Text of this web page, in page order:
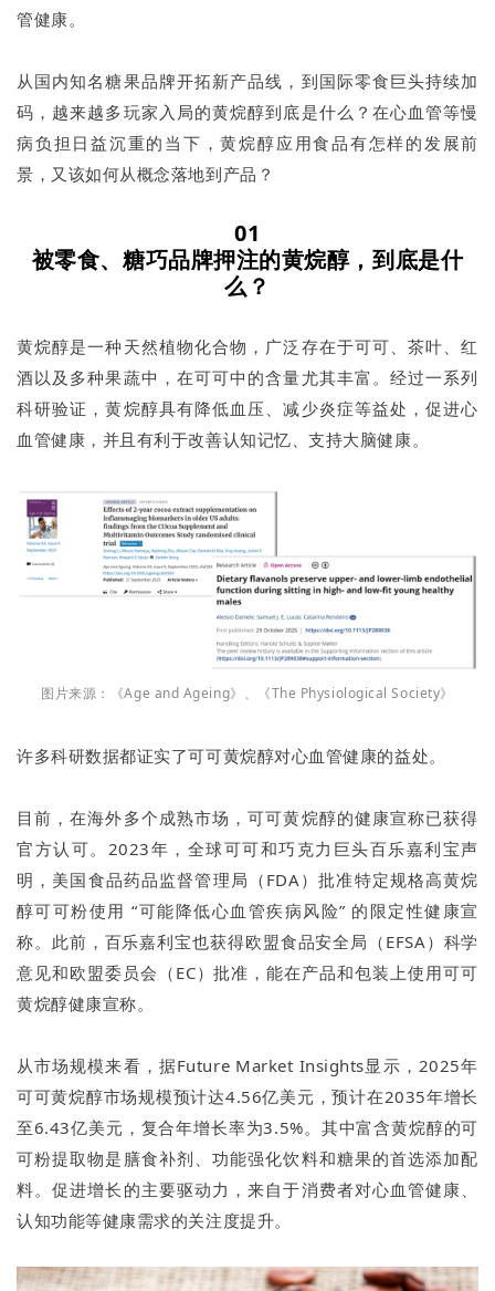
管健康。
从国内知名糖果品牌开拓新产品线，到国际零食巨头持续加
码，越来越多玩家入局的黄烷醇到底是什么？在心血管等慢
病负担日益沉重的当下，黄烷醇应用食品有怎样的发展前
景，又该如何从概念落地到产品？
01
被零食、糖巧品牌押注的黄烷醇，到底是什
么？
黄烷醇是一种天然植物化合物，广泛存在于可可、茶叶、红
酒以及多种果蔬中，在可可中的含量尤其丰富。经过一系列
科研验证，黄烷醇具有降低血压、减少炎症等益处，促进心
血管健康，并且有利于改善认知记忆、支持大脑健康。
图片来源：《Age and Ageing》、《The Physiological Society》
许多科研数据都证实了可可黄烷醇对心血管健康的益处。
目前，在海外多个成熟市场，可可黄烷醇的健康宣称已获得
官方认可。2023年，全球可可和巧克力巨头百乐嘉利宝声
明，美国食品药品监督管理局（FDA）批准特定规格高黄烷
醇可可粉使用 “可能降低心血管疾病风险” 的限定性健康宣
称。此前，百乐嘉利宝也获得欧盟食品安全局（EFSA）科学
意见和欧盟委员会（EC）批准，能在产品和包装上使用可可
黄烷醇健康宣称。
从市场规模来看，据Future Market Insights显示，2025年
可可黄烷醇市场规模预计达4.56亿美元，预计在2035年增长
至6.43亿美元，复合年增长率为3.5%。其中富含黄烷醇的可
可粉提取物是膳食补剂、功能强化饮料和糖果的首选添加配
料。促进增长的主要驱动力，来自于消费者对心血管健康、
认知功能等健康需求的关注度提升。